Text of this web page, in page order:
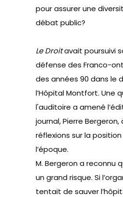
pour assurer une
débat public?
Le Droitavait poursuivi
défense des Franco-
des années 90 dans le
l’Hôpital Montfort. Une
l'auditoire a amené
journal, Pierre Bergeron,
réflexions sur la
l’époque.
M. Bergeron a reconnu
un grand risque. Si
tentait de sauver